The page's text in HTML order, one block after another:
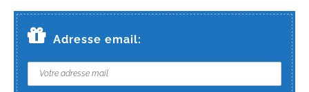
Adresse email: